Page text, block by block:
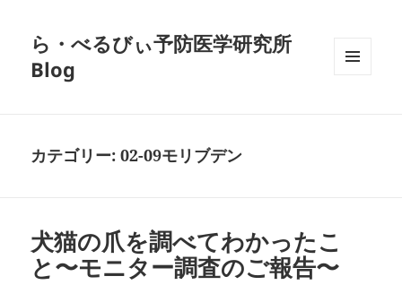
ら・べるびぃ予防医学研究所
Blog
カテゴリー:02-09モリブデン
犬猫の爪を調べてわかったこ
と〜モニター調査のご報告〜